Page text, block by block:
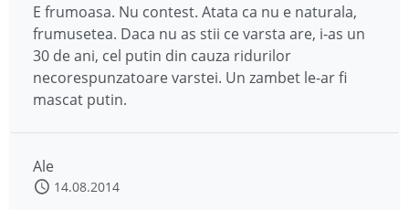
E frumoasa. Nu contest. Atata ca nu e naturala,
frumusetea. Daca nu as stii ce varsta are, i-as un
30 de ani, cel putin din cauza ridurilor
necorespunzatoare varstei. Un zambet le-ar fi
mascat putin.
Ale
14.08.2014